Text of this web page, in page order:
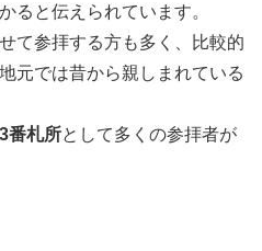
ると伝えられています。
て参拝する方も多く、比較的
元では昔から親しまれている
番札所として多くの参拝者が